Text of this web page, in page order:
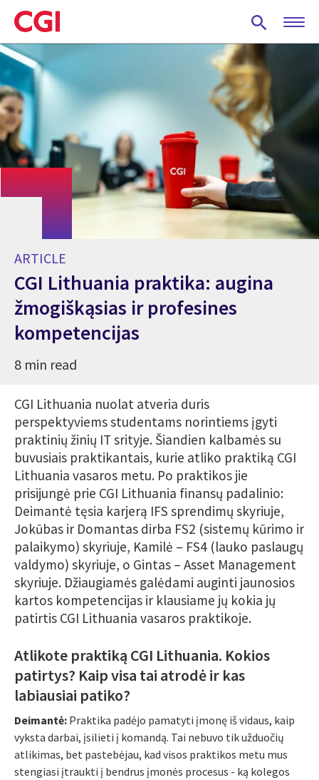
Skip
to
main
content
ARTICLE
CGI Lithuania praktika: augina
žmogiškąsias ir profesines
kompetencijas
8 min read
CGI Lithuania nuolat atveria duris
perspektyviems studentams norintiems įgyti
praktinių žinių IT srityje. Šiandien kalbamės su
buvusiais praktikantais, kurie atliko praktiką CGI
Lithuania vasaros metu. Po praktikos jie
prisijungė prie CGI Lithuania finansų padalinio:
Deimantė tęsia karjerą IFS sprendimų skyriuje,
Jokūbas ir Domantas dirba FS2 (sistemų kūrimo ir
palaikymo) skyriuje, Kamilė – FS4 (lauko paslaugų
valdymo) skyriuje, o Gintas – Asset Management
skyriuje. Džiaugiamės galėdami auginti jaunosios
kartos kompetencijas ir klausiame jų kokia jų
patirtis CGI Lithuania vasaros praktikoje.
Atlikote praktiką CGI Lithuania. Kokios
patirtys? Kaip visa tai atrodė ir kas
labiausiai patiko?
Deimantė: Praktika padėjo pamatyti įmonę iš vidaus, kaip
vyksta darbai, įsilieti į komandą. Tai nebuvo tik užduočių
atlikimas, bet pastebėjau, kad visos praktikos metu mus
stengiasi įtraukti į bendrus įmonės procesus - ką kolegos